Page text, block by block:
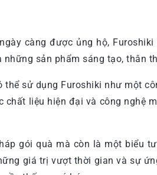
càng được ủng hộ,
sản phẩm sáng tạo, thân
sử dụng Furoshiki như một
chất liệu hiện đại và công
gói quà mà còn là một biểu
giá trị vượt thời gian và sự